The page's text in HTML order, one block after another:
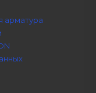
арматура